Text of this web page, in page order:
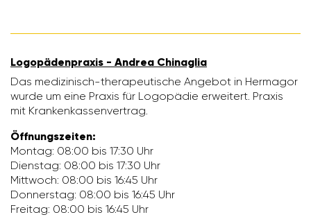
Logo­pä­den­praxis - Andrea Chinaglia
Das medi­zi­nisch-thera­peu­ti­sche Angebot in Hermagor
wurde um eine Praxis für Logo­pädie erwei­tert. Praxis
mit Kran­ken­kas­sen­ver­trag.
Öffnungs­zeiten:
Montag: 08:00 bis 17:30 Uhr
Dienstag: 08:00 bis 17:30 Uhr
Mitt­woch: 08:00 bis 16:45 Uhr
Donnerstag: 08:00 bis 16:45 Uhr
Freitag: 08:00 bis 16:45 Uhr